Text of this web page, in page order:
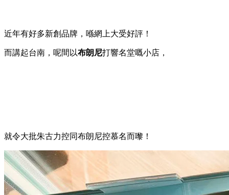
近年有好多新創品牌，喺網上大受好評！
而講起台南，呢間以布朗尼打響名堂嘅小店，
就令大批朱古力控同布朗尼控慕名而嚟！